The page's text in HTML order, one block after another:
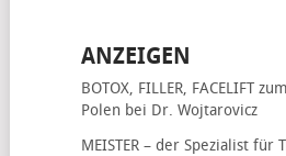
ANZEIGEN
BOTOX, FILLER, FACELIFT
Polen bei Dr. Wojtarovicz
MEISTER – der Spezialist für